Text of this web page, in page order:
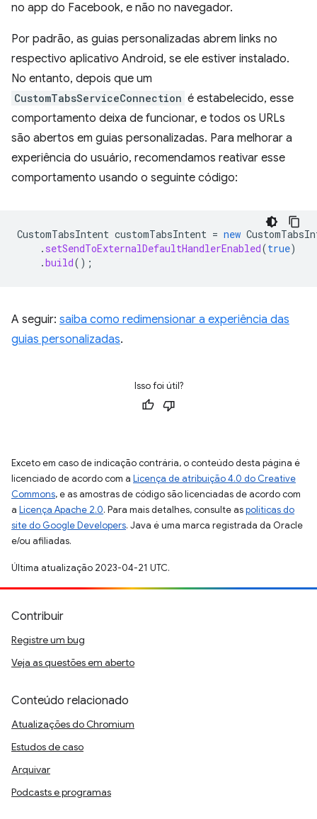
no app do Facebook, e não no navegador.
Por padrão, as guias personalizadas abrem links no
respectivo aplicativo Android, se ele estiver instalado.
No entanto, depois que um
CustomTabsServiceConnection é estabelecido, esse
comportamento deixa de funcionar, e todos os URLs
são abertos em guias personalizadas. Para melhorar a
experiência do usuário, recomendamos reativar esse
comportamento usando o seguinte código:
CustomTabsIntent customTabsIntent = new
. setSendToExternalDefaultHandlerEnabled(true)
.build();
A seguir: saiba como redimensionar a experiência das
guias personalizadas.
Isso foi útil?
Exceto em caso de indicação contrária, o conteúdo desta página é
licenciado de acordo com a Licença de atribuição 4.0 do Creative
Commons, e as amostras de código são licenciadas de acordo com
a Licença Apache 2.0. Para mais detalhes, consulte aspolíticas do
site do Google Developers. Java é uma marca registrada da Oracle
e/ou afiliadas.
Última atualização 2023-04-21 UTC.
Contribuir
Registre um bug
Veja as questões em aberto
Conteúdo relacionado
Atualizações do Chromium
Estudos de caso
Arquivar
Podcasts e programas